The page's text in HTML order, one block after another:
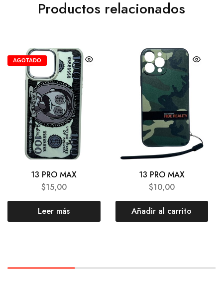
Productos relacionados
AGOTADO
13 PRO MAX
$15,00
Leer más
13 PRO MAX
$10,00
Añadir al carrito